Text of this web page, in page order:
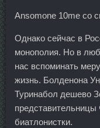
Ansomone 10me со
Однако сейчас в
монополия. Но в
нас вспоминать
жизнь. Болденона
Туринабол дешево
биатлонистки.